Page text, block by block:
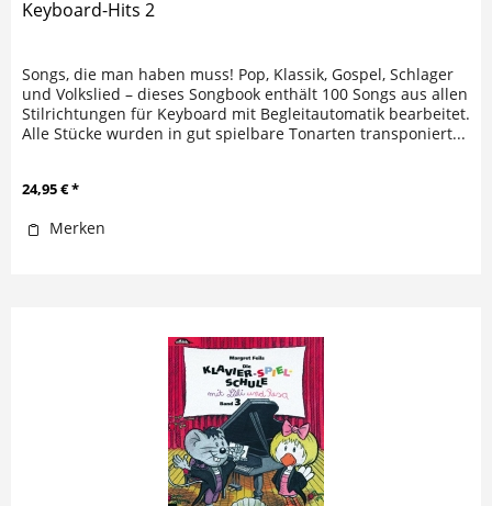
Keyboard-Hits 2
Songs, die man haben muss! Pop, Klassik, Gospel, Schlager
und Volkslied – dieses Songbook enthält 100 Songs aus allen
Stilrichtungen für Keyboard mit Begleitautomatik bearbeitet.
Alle Stücke wurden in gut spielbare Tonarten transponiert...
24,95 € *
Merken